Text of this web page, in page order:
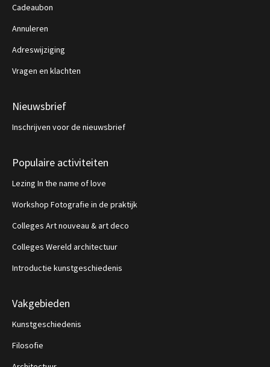
Cadeaubon
Annuleren
Adreswijziging
Vragen en klachten
Nieuwsbrief
Inschrijven voor de nieuwsbrief
Populaire activiteiten
Lezing In the name of love
Workshop Fotografie in de praktijk
Colleges Art nouveau & art deco
Colleges Wereld architectuur
Introductie kunstgeschiedenis
Vakgebieden
Kunstgeschiedenis
Filosofie